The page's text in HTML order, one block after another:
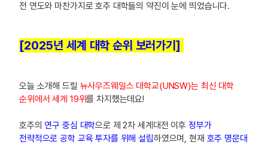
전 연도와 마찬가지로 호주 대학들의 약진이 눈에 띄었습니다.
[2025년 세계 대학 순위 보러가기]
오늘 소개해 드릴 뉴사우즈웨일스 대학교(UNSW)는 최신 대학
순위에서 세계 19위를 차지했는데요!
호주의 연구 중심 대학으로 제 2차 세계대전 이후 정부가
전략적으로 공학 교육 투자를 위해 설립하였으며, 현재 호주 명문대